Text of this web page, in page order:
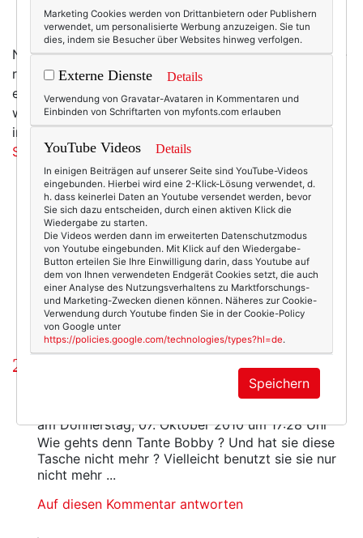
Nein, diese hier ist nicht Vintage. Höchstens klassisch-
retro. Und außerdem vonEsther Perbandt
einiges mehr kann - an Taschenstilen, Kleidern und so
weiter. Aber diese Tasche hier ist mir die liebste. Und
in Creme gibt es sie sogar noch zu kaufen.Hier, beim
Styleserver.
4598
Beauty & Fashion
06.10.2010
esther perbandt,retro,survivor,taschen
2 Kommentare
am Donnerstag, 07. Oktober 2010 um 17:28 Uhr
Wie gehts denn Tante Bobby ? Und hat sie diese
Tasche nicht mehr ? Vielleicht benutzt sie sie nur
nicht mehr ...
Auf diesen Kommentar antworten
Marketing Cookies werden von Drittanbietern oder Publishern
verwendet, um personalisierte Werbung anzuzeigen. Sie tun
dies, indem sie Besucher über Websites hinweg verfolgen.
Externe Dienste Details
Verwendung von Gravatar-Avataren in Kommentaren und
Einbinden von Schriftarten von myfonts.com erlauben
YouTube Videos Details
In einigen Beiträgen auf unserer Seite sind YouTube-Videos
eingebunden. Hierbei wird eine 2-Klick-Lösung verwendet, d.
h. dass keinerlei Daten an Youtube versendet werden, bevor
Sie sich dazu entscheiden, durch einen aktiven Klick die
Wiedergabe zu starten.
Die Videos werden dann im erweiterten Datenschutzmodus
von Youtube eingebunden. Mit Klick auf den Wiedergabe-
Button erteilen Sie Ihre Einwilligung darin, dass Youtube auf
dem von Ihnen verwendeten Endgerät Cookies setzt, die auch
einer Analyse des Nutzungsverhaltens zu Marktforschungs-
und Marketing-Zwecken dienen können. Näheres zur Cookie-
Verwendung durch Youtube finden Sie in der Cookie-Policy
von Google unter
https://policies.google.com/technologies/types?hl=de.
Speichern